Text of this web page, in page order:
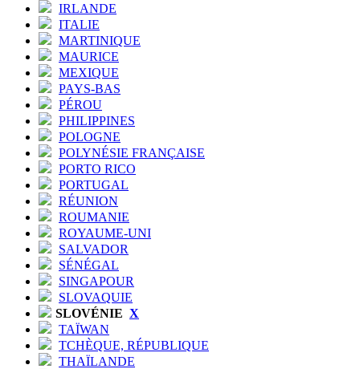
IRLANDE
ITALIE
MARTINIQUE
MAURICE
MEXIQUE
PAYS-BAS
PÉROU
PHILIPPINES
POLOGNE
POLYNÉSIE FRANÇAISE
PORTO RICO
PORTUGAL
RÉUNION
ROUMANIE
ROYAUME-UNI
SALVADOR
SÉNÉGAL
SINGAPOUR
SLOVAQUIE
SLOVÉNIE X
TAÏWAN
TCHÈQUE, RÉPUBLIQUE
THAÏLANDE